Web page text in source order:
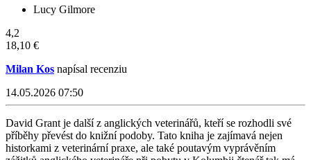
Lucy Gilmore
4,2
18,10 €
Milan Kos napísal recenziu
14.05.2026 07:50
David Grant je další z anglických veterinářů, kteří se rozhodli své
příběhy převést do knižní podoby. Tato kniha je zajímavá nejen
historkami z veterinární praxe, ale také poutavým vyprávěním